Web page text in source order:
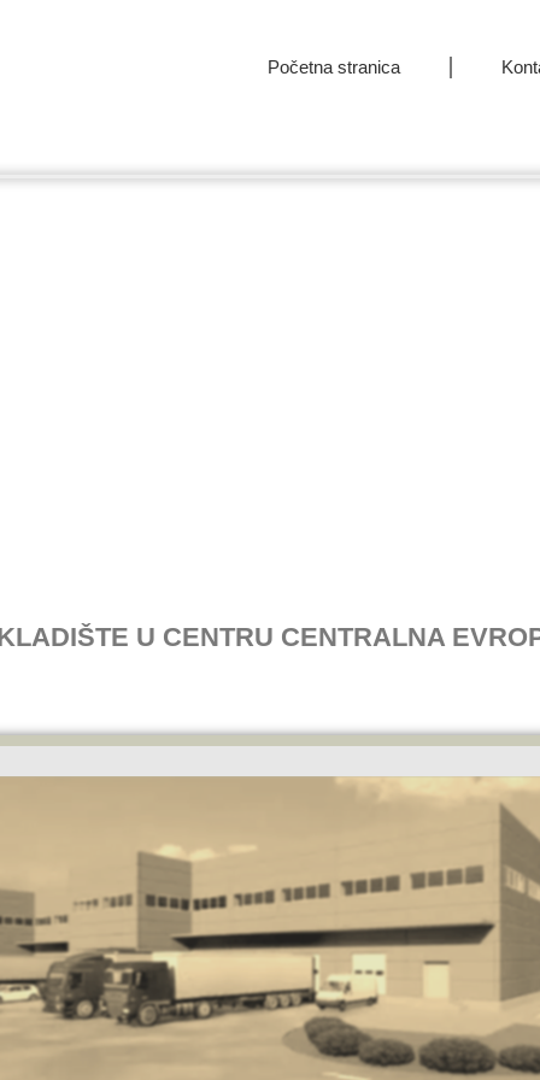
Početna stranica
U CENTRU CENTRALNA